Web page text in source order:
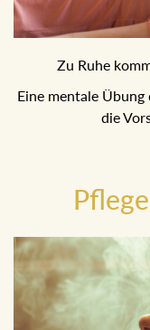
Zu Ruhe
Eine mentale
die